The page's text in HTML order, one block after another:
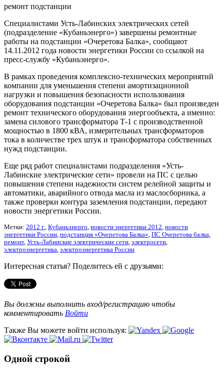
ремонт подстанции
Специалистами Усть-Лабинских электрических сетей
(подразделение «Кубаньэнерго») завершены ремонтные
работы на подстанции «Очеретова Балка», сообщают
14.11.2012 года новости энергетики России со ссылкой на
пресс-службу «Кубаньэнерго».
В рамках проведения комплексно-технических мероприятий
компании для уменьшения степени амортизационной
нагрузки и повышения безопасности использования
оборудования подстанции «Очеретова Балка» был произведен
ремонт технического оборудования энергообъекта, а именно:
замена силового трансформатора Т-1 с производственной
мощностью в 1800 кВА, измерительных трансформаторов
тока в количестве трех штук и трансформатора собственных
нужд подстанции.
Еще ряд работ специалистами подразделения «Усть-
Лабинские электрические сети» провели на ПС с целью
повышения степени надежности систем релейной защиты и
автоматики, аварийного отвода масла из маслосборника, а
также проверки контура заземления подстанции, передают
новости энергетики России.
Метки: 2012 г., Кубаньэнерго, новости энергетики 2012, новости
энергетики России, подстанция «Очеретова Балка», ПС Очеретова балка,
ремонт, Усть-Лабинские электрические сети, электросети,
электроэнергетика, электроэнергетика России
Интересная статья? Поделитесь ей с друзьями:
Вы должны выполнить вход/регистрацию чтобы
комментировать Войти
Также Вы можете войти используя:
Одной строкой